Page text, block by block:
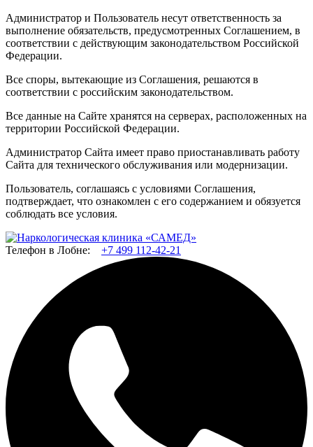
Администратор и Пользователь несут ответственность за
выполнение обязательств, предусмотренных Соглашением, в
соответствии с действующим законодательством Российской
Федерации.
Все споры, вытекающие из Соглашения, решаются в
соответствии с российским законодательством.
Все данные на Сайте хранятся на серверах, расположенных на
территории Российской Федерации.
Администратор Сайта имеет право приостанавливать работу
Сайта для технического обслуживания или модернизации.
Пользователь, соглашаясь с условиями Соглашения,
подтверждает, что ознакомлен с его содержанием и обязуется
соблюдать все условия.
Телефон в Лобне: +7 499 112-42-21